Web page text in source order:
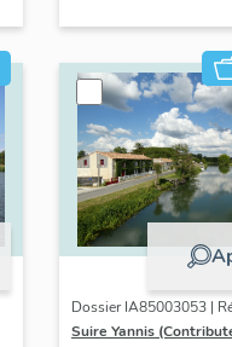
Dossier IA85003053 |
Suire Yannis